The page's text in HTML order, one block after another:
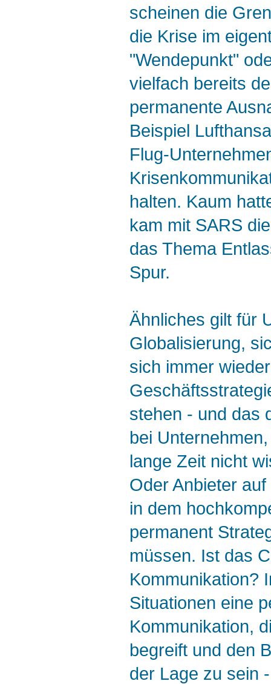
scheinen die
die Krise im
"Wendepunkt"
vielfach bereits
permanente
Beispiel
Flug-
halten. Kaum
kam mit SARS
das Thema
Spur.
Ähnliches gilt für
Globalisierung,
sich immer
stehen - und das
bei
lange Zeit nicht
Oder Anbieter
in dem
permanent
müssen. Ist das
Kommunikation?
Situationen eine
Kommunikation,
begreift und den
der Lage zu sein